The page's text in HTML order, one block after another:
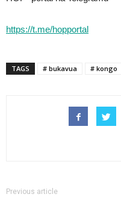
https://t.me/hopportal
TAGS # bukavua # kongo
Previous article